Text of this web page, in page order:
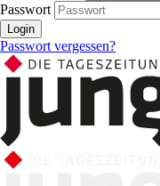
Passwort
Login
Passwort vergessen?